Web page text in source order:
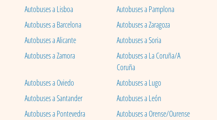
Autobuses a Lisboa
Autobuses a Pamplona
Autobuses a Barcelona
Autobuses a Zaragoza
Autobuses a Alicante
Autobuses a Soria
Autobuses a Zamora
Autobuses a La Coruña/A
Coruña
Autobuses a Oviedo
Autobuses a Lugo
Autobuses a Santander
Autobuses a León
Autobuses a Pontevedra
Autobuses a Orense/Ourense